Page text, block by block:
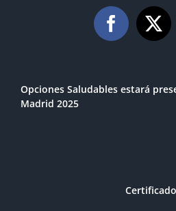
Opciones Saludables estará
Madrid 2025